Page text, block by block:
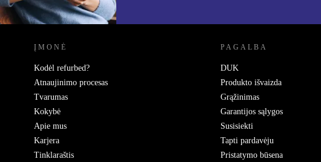
REFURBED LIETUVA - RETHINK NEW.
ĮMONĖ
Kodėl refurbed?
Atnaujinimo procesas
Tvarumas
Kokybė
Apie mus
Karjera
Tinklaraštis
PAGALBA
DUK
Produkto išvaizda
Grąžinimas
Garantijos sąlygos
Susisiekti
Tapti pardavėju
Pristatymo būsena